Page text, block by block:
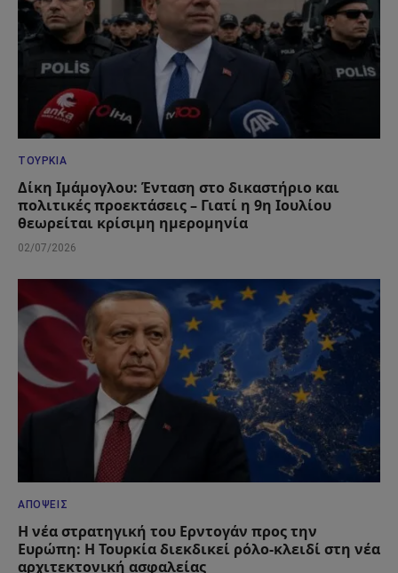
ΤΟΥΡΚΊΑ
Δίκη Ιμάμογλου: Ένταση στο δικαστήριο και
πολιτικές προεκτάσεις – Γιατί η 9η Ιουλίου
θεωρείται κρίσιμη ημερομηνία
02/07/2026
ΑΠΌΨΕΙΣ
Η νέα στρατηγική του Ερντογάν προς την
Ευρώπη: Η Τουρκία διεκδικεί ρόλο-κλειδί στη νέα
αρχιτεκτονική ασφαλείας